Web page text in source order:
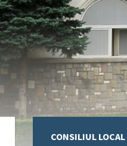
CONSILIUL LOCAL